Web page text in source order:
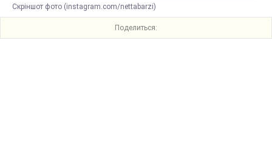
Скріншот фото (instagram.com/nettabarzi)
Поделиться: